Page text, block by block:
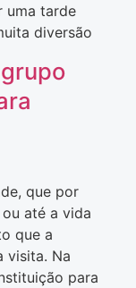
uma tarde
diversão
que por
até a vida
que a
visita. Na
para